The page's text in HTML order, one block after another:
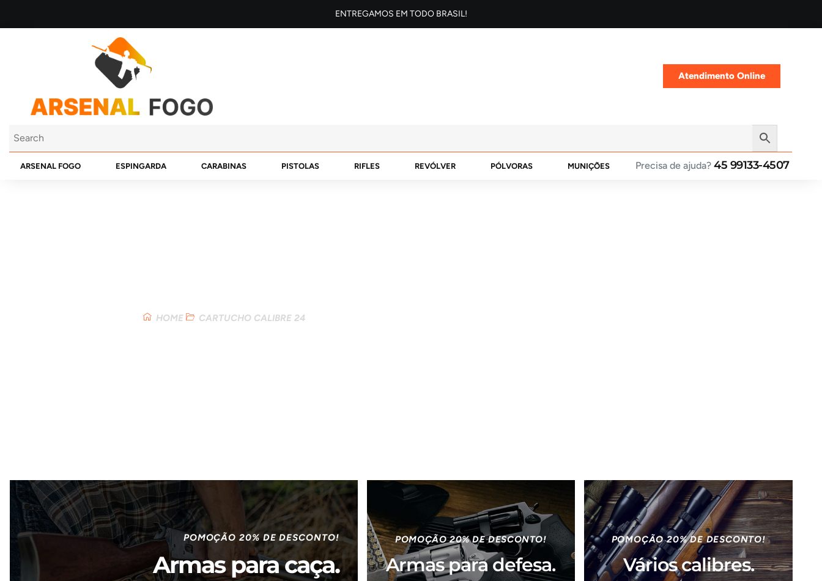
ENTREGAMOS EM TODO BRASIL!
Atendimento Online
ARSENAL FOGO ESPINGARDA CARABINAS PISTOLAS RIFLES REVÓLVER PÓLVORAS MUNIÇÕES Precisa de ajuda? 45 99133-4507
HOME CARTUCHO CALIBRE 24
POMOÇÃO 20% DE DESCONTO!
Armas para caça.
POMOÇÃO 20% DE DESCONTO!
Armas para defesa.
POMOÇÃO 20% DE DESCONTO!
Vários calibres.